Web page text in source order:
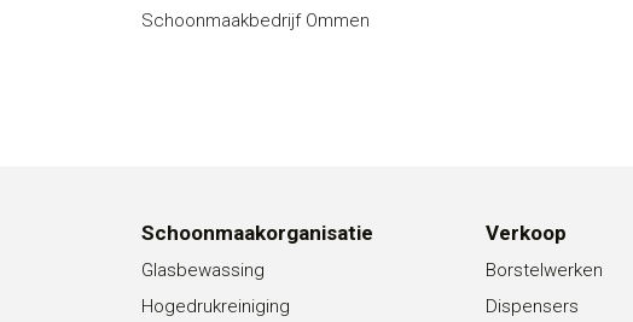
Schoonmaakbedrijf Ommen
Schoonmaakorganisatie
Glasbewassing
Hogedrukreiniging
Verkoop
Borstelwerken
Dispensers